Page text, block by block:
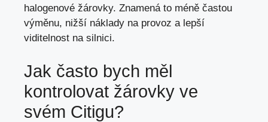
halogenové žárovky. Znamená to méně častou
výměnu, nižší náklady na provoz a lepší
viditelnost na silnici.
Jak často bych měl
kontrolovat žárovky ve
svém Citigu?